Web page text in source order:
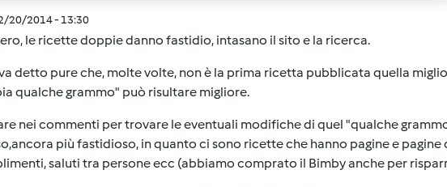
20/2014 - 13:30
le ricette doppie danno fastidio, intasano il sito e la ricerca.
detto pure che, molte volte, non è la prima ricetta pubblicata quella
qualche grammo" può risultare migliore.
nei commenti per trovare le eventuali modifiche di quel "qualche
più fastidioso, in quanto ci sono ricette che hanno pagine e
saluti tra persone ecc (abbiamo comprato il Bimby anche per